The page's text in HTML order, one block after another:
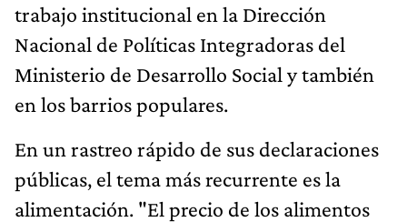
trabajo institucional en la Dirección
Nacional de Políticas Integradoras del
Ministerio de Desarrollo Social y también
en los barrios populares.
En un rastreo rápido de sus declaraciones
públicas, el tema más recurrente es la
alimentación. "El precio de los alimentos